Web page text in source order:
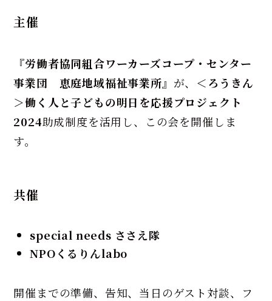
主催
『労働者協同組合ワーカーズコープ・センター
事業団 恵庭地域福祉事業所』 が、 ＜ろうきん
＞働く人と子どもの明日を応援プロジェクト
2024助成制度を活用し、この会を開催しま
す。
共催
special needs ささえ隊
NPOくるりんlabo
開催までの準備、告知、当日のゲスト対談、フ